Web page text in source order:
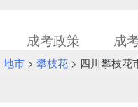
成考政策 成
地市> 攀枝花> 四川攀枝花